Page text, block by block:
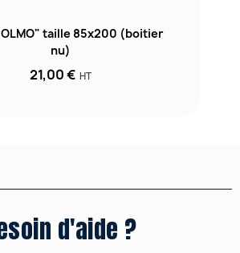
taille 85x200 (boitier
nu)
21,00 € HT
d'aide ?